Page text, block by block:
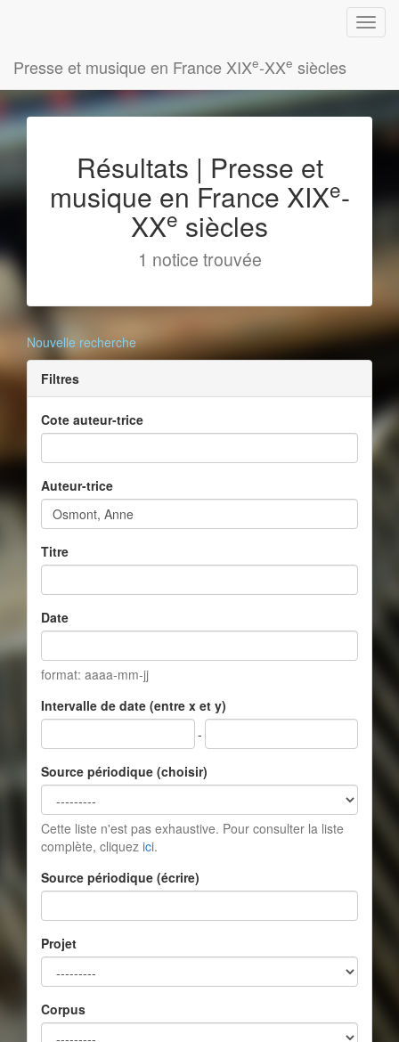
Presse et musique en France XIXe-XXe siècles
Résultats | Presse et
musique en France XIXe-
XXe siècles
1 notice trouvée
Nouvelle recherche
Filtres
Cote auteur-trice
Auteur-trice
Titre
Date
format: aaaa-mm-jj
Intervalle de date (entre x et y)
-
Source périodique (choisir)
Cette liste n'est pas exhaustive. Pour consulter la liste
complète, cliquez ici.
Source périodique (écrire)
Projet
Corpus